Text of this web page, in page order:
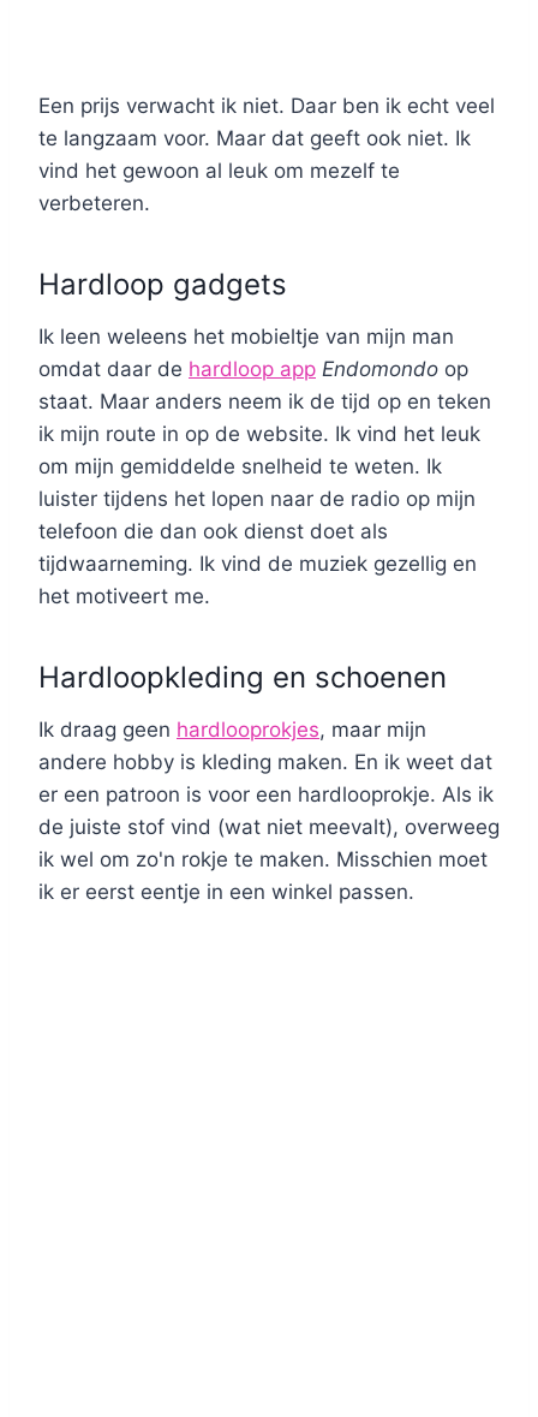
Een prijs verwacht ik niet. Daar ben ik echt veel
te langzaam voor. Maar dat geeft ook niet. Ik
vind het gewoon al leuk om mezelf te
verbeteren.
Hardloop gadgets
Ik leen weleens het mobieltje van mijn man
omdat daar de hardloop app Endomondo op
staat. Maar anders neem ik de tijd op en teken
ik mijn route in op de website. Ik vind het leuk
om mijn gemiddelde snelheid te weten. Ik
luister tijdens het lopen naar de radio op mijn
telefoon die dan ook dienst doet als
tijdwaarneming. Ik vind de muziek gezellig en
het motiveert me.
Hardloopkleding en schoenen
Ik draag geen hardlooprokjes, maar mijn
andere hobby is kleding maken. En ik weet dat
er een patroon is voor een hardlooprokje. Als ik
de juiste stof vind (wat niet meevalt), overweeg
ik wel om zo'n rokje te maken. Misschien moet
ik er eerst eentje in een winkel passen.